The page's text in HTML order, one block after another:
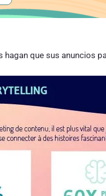
hagan que sus anuncios